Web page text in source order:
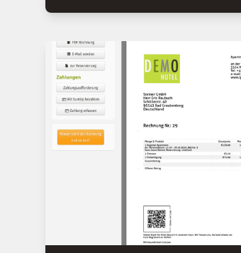
Adress-Änderungsprotokoll.